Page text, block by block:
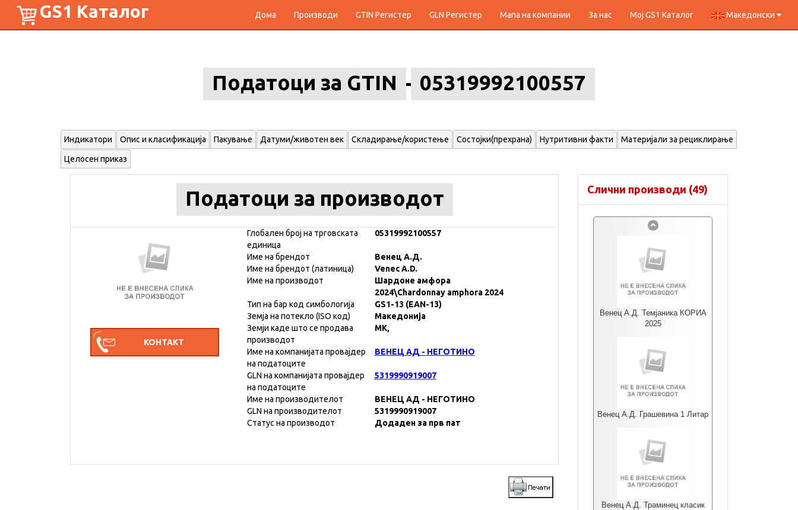
GS1 Каталог Дома Производи GTIN Регистер GLN Регистер Мапа на компании За нас Мој GS1 Каталог Македонски
Податоци за GTIN 05319992100557
Индикатори Опис и класификација Пакување Датуми/животен век Складирање/користење Состојки(прехрана) Нутритивни факти Материјали за рециклирање
Целосен приказ
Податоци за производот
Глобален број на трговската
единица
05319992100557
Име на брендот
Венец А.Д.
Име на брендот (латиница)
Venec A.D.
Име на производот
Шардоне амфора
2024\Chardonnay amphora 2024
Тип на бар код симбологија
GS1-13 (EAN-13)
Земја на потекло (ISO код)
Македонија
Земји каде што се продава
производот
MK,
Име на компанијата провајдер
на податоците
ВЕНЕЦ АД - НЕГОТИНО
GLN на компанијата провајдер
на податоците
5319990919007
Име на производителот
ВЕНЕЦ АД - НЕГОТИНО
GLN на производителот
5319990919007
Статус на производот
Додаден за прв пат
Слични производи (49)
Венец А.Д. Темјаника КОРИА
2025
Венец А.Д. Грашевина 1 Литар
Венец А.Д. Траминец класик